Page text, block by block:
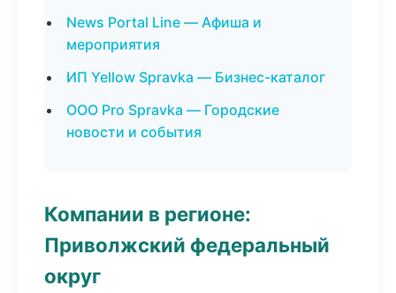
News Portal Line — Афиша и
мероприятия
ИП Yellow Spravka — Бизнес-каталог
ООО Pro Spravka — Городские
новости и события
Компании в регионе:
Приволжский федеральный
округ